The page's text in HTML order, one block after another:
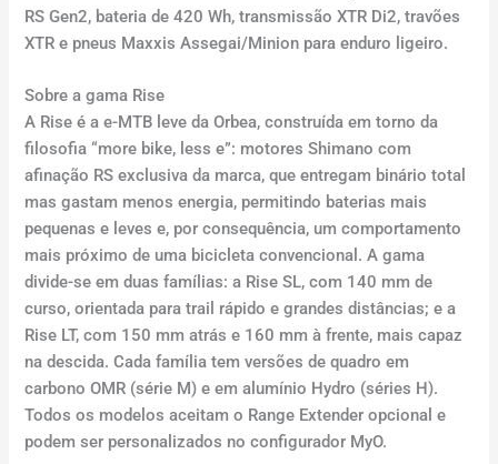
RS Gen2, bateria de 420 Wh, transmissão XTR Di2, travões
XTR e pneus Maxxis Assegai/Minion para enduro ligeiro.
Sobre a gama Rise
A Rise é a e-MTB leve da Orbea, construída em torno da
filosofia “more bike, less e”: motores Shimano com
afinação RS exclusiva da marca, que entregam binário total
mas gastam menos energia, permitindo baterias mais
pequenas e leves e, por consequência, um comportamento
mais próximo de uma bicicleta convencional. A gama
divide-se em duas famílias: a Rise SL, com 140 mm de
curso, orientada para trail rápido e grandes distâncias; e a
Rise LT, com 150 mm atrás e 160 mm à frente, mais capaz
na descida. Cada família tem versões de quadro em
carbono OMR (série M) e em alumínio Hydro (séries H).
Todos os modelos aceitam o Range Extender opcional e
podem ser personalizados no configurador MyO.